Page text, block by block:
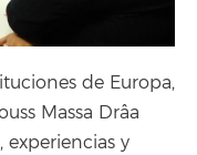
de Europa,
Massa Drâa
y